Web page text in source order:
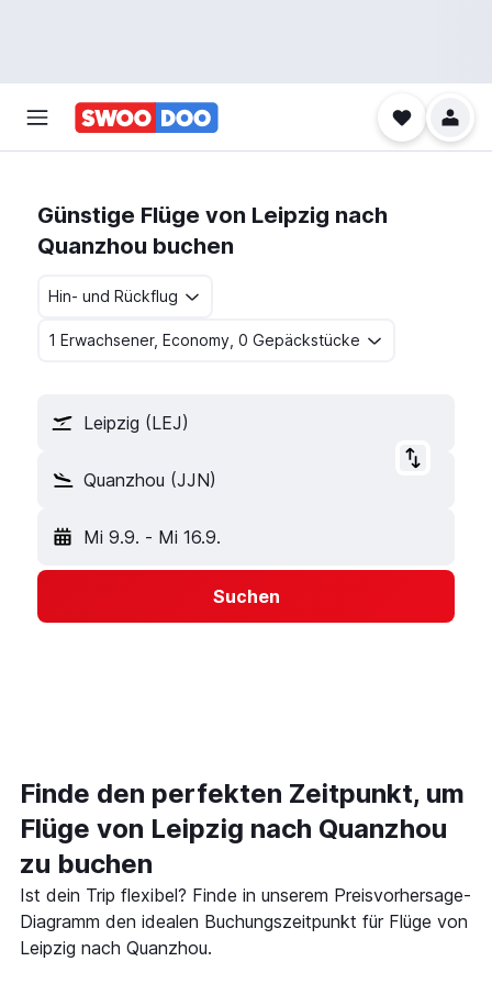
Günstige Flüge von Leipzig nach
Quanzhou buchen
Hin- und Rückflug
1 Erwachsener, Economy, 0 Gepäckstücke
Leipzig (LEJ)
Quanzhou (JJN)
Mi 9.9. - Mi 16.9.
Suchen
Finde den perfekten Zeitpunkt, um
Flüge von Leipzig nach Quanzhou
zu buchen
Ist dein Trip flexibel? Finde in unserem Preisvorhersage-
Diagramm den idealen Buchungszeitpunkt für Flüge von
Leipzig nach Quanzhou.